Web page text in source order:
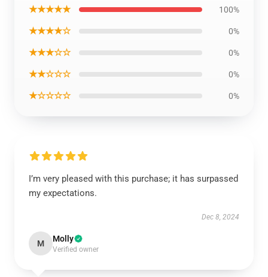
★★★★★ 100%
★★★★☆ 0%
★★★☆☆ 0%
★★☆☆☆ 0%
★☆☆☆☆ 0%
I’m very pleased with this purchase; it has surpassed
my expectations.
Dec 8, 2024
M Molly
Verified owner